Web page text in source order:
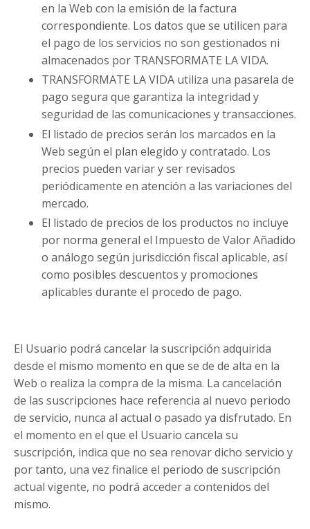
en la Web con la emisión de la factura
correspondiente. Los datos que se utilicen para
el pago de los servicios no son gestionados ni
almacenados por TRANSFORMATE LA VIDA.
TRANSFORMATE LA VIDA utiliza una pasarela de
pago segura que garantiza la integridad y
seguridad de las comunicaciones y transacciones.
El listado de precios serán los marcados en la
Web según el plan elegido y contratado. Los
precios pueden variar y ser revisados
periódicamente en atención a las variaciones del
mercado.
El listado de precios de los productos no incluye
por norma general el Impuesto de Valor Añadido
o análogo según jurisdicción fiscal aplicable, así
como posibles descuentos y promociones
aplicables durante el procedo de pago.
El Usuario podrá cancelar la suscripción adquirida
desde el mismo momento en que se de de alta en la
Web o realiza la compra de la misma. La cancelación
de las suscripciones hace referencia al nuevo periodo
de servicio, nunca al actual o pasado ya disfrutado. En
el momento en el que el Usuario cancela su
suscripción, indica que no sea renovar dicho servicio y
por tanto, una vez finalice el periodo de suscripción
actual vigente, no podrá acceder a contenidos del
mismo.